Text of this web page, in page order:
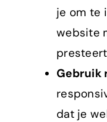
je om te
website
Gebruik
dat je